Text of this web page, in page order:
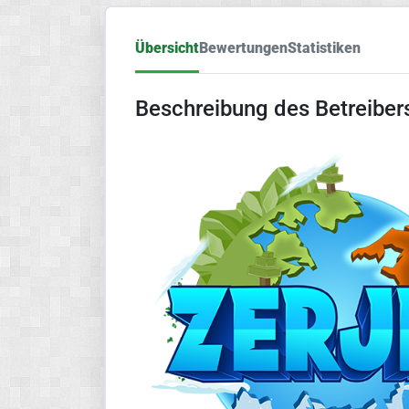
ÜbersichtBewertungenStatistiken
Beschreibung des